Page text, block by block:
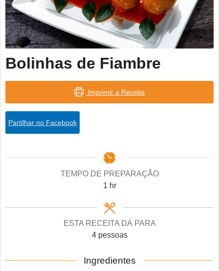
Bolinhas de Fiambre
Imprimir a Receita
Partilhar no Facebook
TEMPO DE PREPARAÇÃO
1 hour
hr
ESTA RECEITA DÁ PARA
4 pessoas
Ingredientes